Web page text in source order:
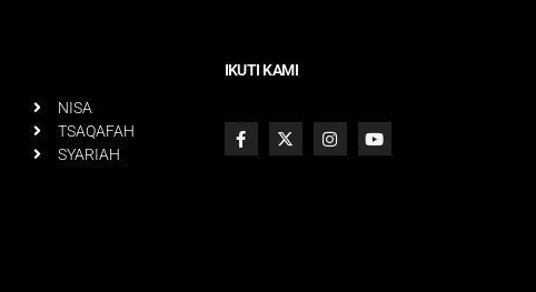
NISA
TSAQAFAH
SYARIAH
IKUTI KAMI